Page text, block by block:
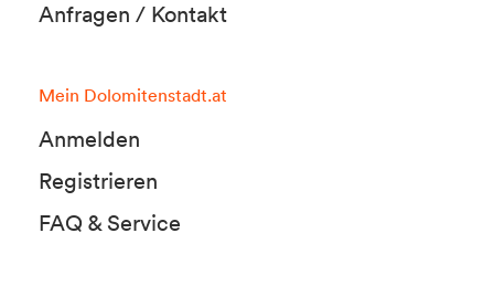
Anfragen / Kontakt
Mein Dolomitenstadt.at
Anmelden
Registrieren
FAQ & Service